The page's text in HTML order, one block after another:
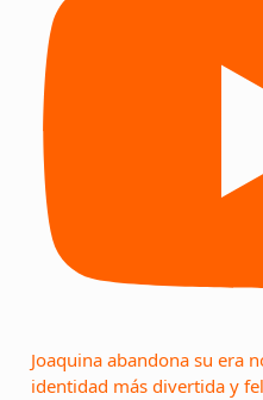
Joaquina abandona su era
identidad más divertida y